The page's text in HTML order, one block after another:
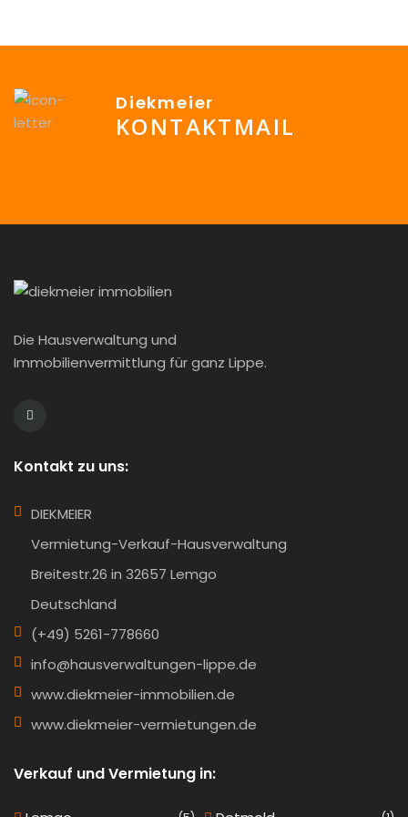
Diekmeier
KONTAKTMAIL
Die Hausverwaltung und
Immobilienvermittlung für ganz Lippe.
Kontakt zu uns:
DIEKMEIER
Vermietung-Verkauf-Hausverwaltung
Breitestr.26 in 32657 Lemgo
Deutschland
(+49) 5261-778660
info@hausverwaltungen-lippe.de
www.diekmeier-immobilien.de
www.diekmeier-vermietungen.de
Verkauf und Vermietung in: